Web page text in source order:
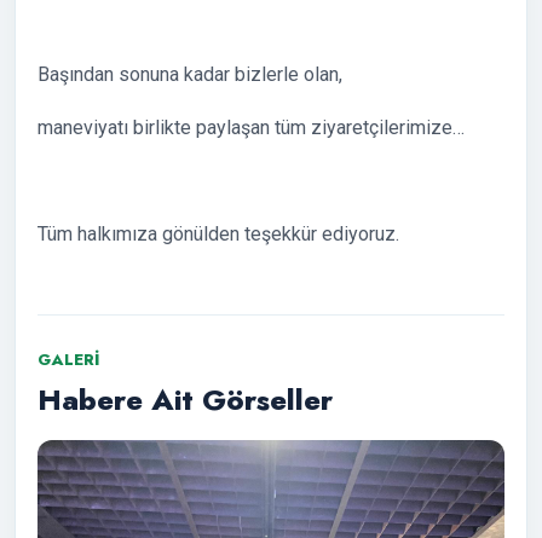
Başından sonuna kadar bizlerle olan,
maneviyatı birlikte paylaşan tüm ziyaretçilerimize…
Tüm halkımıza gönülden teşekkür ediyoruz.
GALERI
Habere Ait Görseller